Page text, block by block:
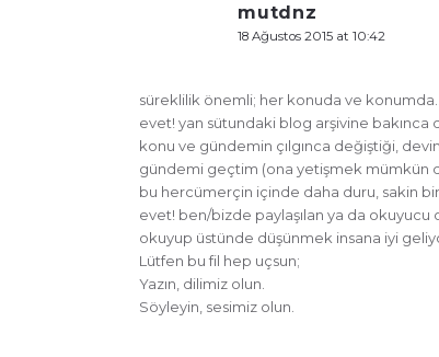
mutdnz
18 Ağustos 2015 at 10:42
süreklilik önemli; her konuda ve konumda…
evet! yan sütundaki blog arşivine bakınca
konu ve gündemin çılgınca değiştiği,
gündemi geçtim (ona yetişmek mümkün
bu hercümerçin içinde daha duru, sakin
evet! ben/bizde paylaşılan ya da
okuyup üstünde düşünmek insana iyi
Lütfen bu fil hep uçsun;
Yazın, dilimiz olun.
Söyleyin, sesimiz olun.